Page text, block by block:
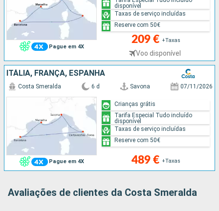
Pague em 4X
209 € +Taxas
Voo disponível
disponível
Taxas de serviço incluídas
Reserve com 50€
ITÁLIA, FRANÇA, ESPANHA
Pague em 4X
Costa Smeralda 6 d Savona 07/11/2026
489 € +Taxas
Crianças grátis
Tarifa Especial Tudo incluído
disponível
Taxas de serviço incluídas
Reserve com 50€
Avaliações de clientes da Costa Smeralda